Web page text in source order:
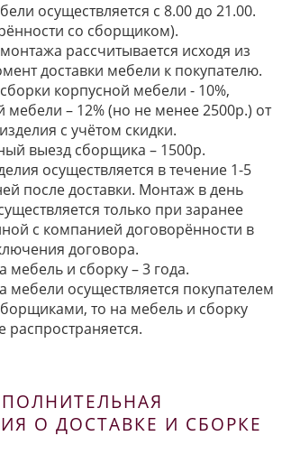
осуществляется с 8.00 до 21.00.
со сборщиком).
рассчитывается исходя из
доставки мебели к покупателю.
корпусной мебели - 10%,
мебели – 12% (но не менее 2500р.) от
с учётом скидки.
выезд сборщика – 1500р.
осуществляется в течение 1-5
после доставки. Монтаж в день
только при заранее
с компанией договорённости в
договора.
мебель и сборку – 3 года.
мебели осуществляется покупателем
то на мебель и сборку
распространяется.
О ДОСТАВКЕ И СБОРКЕ